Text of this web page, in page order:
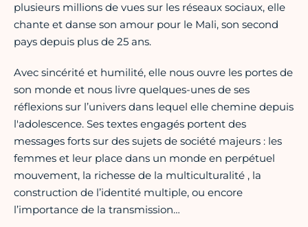
plusieurs millions de vues sur les réseaux sociaux, elle
chante et danse son amour pour le Mali, son second
pays depuis plus de 25 ans.
Avec sincérité et humilité, elle nous ouvre les portes de
son monde et nous livre quelques-unes de ses
réflexions sur l’univers dans lequel elle chemine depuis
l'adolescence. Ses textes engagés portent des
messages forts sur des sujets de société majeurs : les
femmes et leur place dans un monde en perpétuel
mouvement, la richesse de la multiculturalité , la
construction de l’identité multiple, ou encore
l’importance de la transmission…